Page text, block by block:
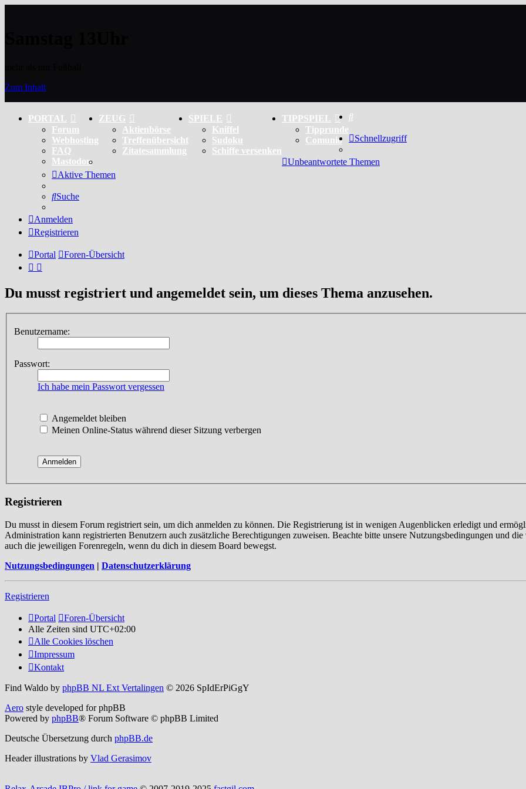
Zum Inhalt
PORTAL
Forum
Webhosting
FAQ
Mastodon
ZEUG
Aktienbörse
Treffenübersicht
Zitatesammlung
SPIELE
Kniffel
Sudoku
Schiffe versenken
TIPPSPIEL
Tipprunde
Comunio
Schnellzugriff
Unbeantwortete Themen
Aktive Themen
Suche
Anmelden
Registrieren
Portal Foren-Übersicht
Du musst registriert und angemeldet sein, um dieses Thema anzusehen.
Benutzername:
Passwort:
Ich habe mein Passwort vergessen
Angemeldet bleiben
Meinen Online-Status während dieser Sitzung verbergen
Registrieren
Du musst in diesem Forum registriert sein, um dich anmelden zu können. Die Registrierung ist in wenigen Augenblicken erledigt und
Administration kann registrierten Benutzern auch zusätzliche Berechtigungen zuweisen. Beachte bitte unsere Nutzungsbedingungen und
auch die jeweiligen Forenregeln, wenn du dich in diesem Board bewegst.
Nutzungsbedingungen | Datenschutzerklärung
Registrieren
Portal
Foren-Übersicht
Alle Zeiten sind UTC+02:00
Alle Cookies löschen
Impressum
Kontakt
Find Waldo by phpBB NL Ext Vertalingen © 2026 SpIdErPiGgY
Aero style developed for phpBB
Powered by phpBB® Forum Software © phpBB Limited
Deutsche Übersetzung durch phpBB.de
Header illustrations by Vlad Gerasimov